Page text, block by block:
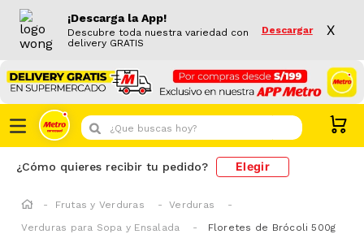
¡Descarga la App!
Descubre toda nuestra variedad con
delivery GRATIS
Descargar X
¿Que buscas hoy?
¿Cómo quieres recibir tu pedido? Elegir
Frutas y Verduras
Verduras
Verduras para Sopa y Ensalada
Floretes de Brócoli 500g